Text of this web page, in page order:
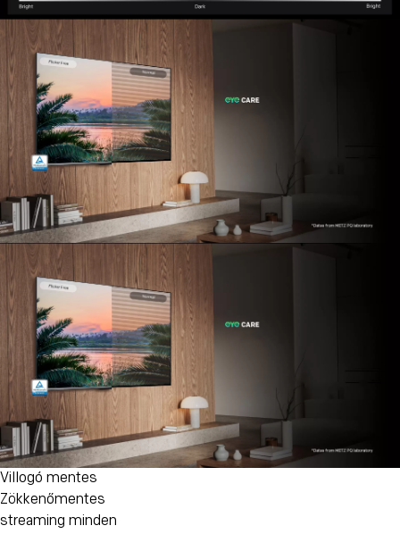
Villogó mentes
Zökkenőmentes
streaming minden